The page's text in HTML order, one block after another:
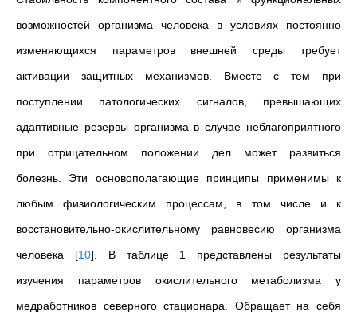
возможностей организма человека в условиях постоянно
изменяющихся параметров внешней среды требует
активации защитных механизмов. Вместе с тем при
поступлении патологических сигналов, превышающих
адаптивные резервы организма в случае неблагоприятного
при отрицательном положении дел может развиться
болезнь. Эти основополагающие принципы применимы к
любым физиологическим процессам, в том числе и к
восстановительно-окислительному равновесию организма
человека [10] . В таблице 1 представлены результаты
изучения параметров окислительного метаболизма у
медработников северного стационара. Обращает на себя